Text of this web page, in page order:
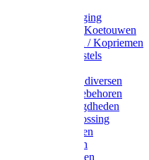
Uierverzorging
Halsters & Koetouwen
Halsriemen / Kopriemen
Koerugborstels
Koe / Stier diversen
Melkers toebehoren
Stalbenodigdheden
Kalververlossing
Stierenringen
Onthoornen
Kalverflessen